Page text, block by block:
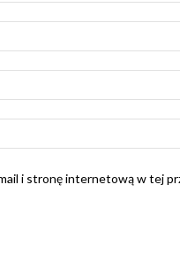
i stronę internetową w tej